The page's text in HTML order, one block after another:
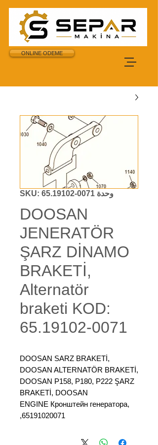
ONLINE ODEME
وحدة SKU: 65.19102-0071
DOOSAN
JENERATÖR
ŞARZ DİNAMO
BRAKETİ,
Alternatör
braketi KOD:
65.19102-0071
DOOSAN SARZ BRAKETİ,
DOOSAN ALTERNATÖR BRAKETİ,
DOOSAN P158, P180, P222 ŞARZ
BRAKETİ, DOOSAN
ENGINE Кронштейн генератора,
65191020071,